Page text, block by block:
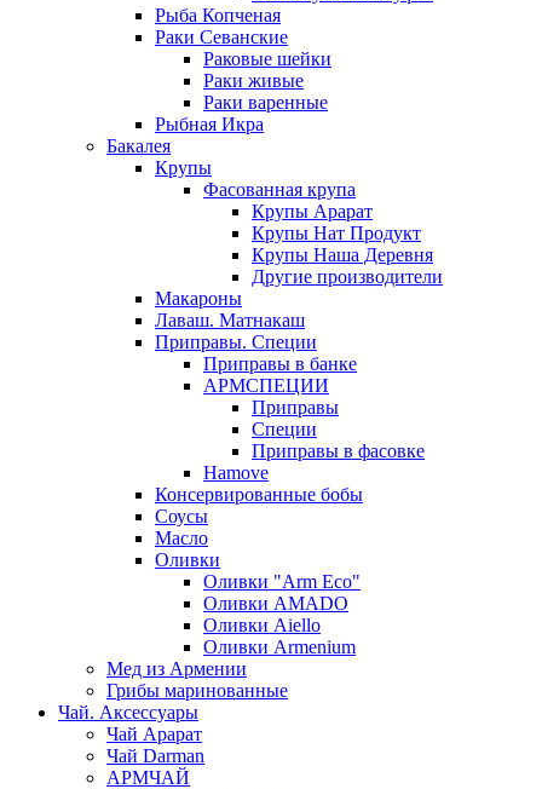
Рыба Копченая
Раки Севанские
Раковые шейки
Раки живые
Раки варенные
Рыбная Икра
Бакалея
Крупы
Фасованная крупа
Крупы Арарат
Крупы Нат Продукт
Крупы Наша Деревня
Другие производители
Макароны
Лаваш. Матнакаш
Приправы. Специи
Приправы в банке
АРМСПЕЦИИ
Приправы
Специи
Приправы в фасовке
Hamove
Консервированные бобы
Соусы
Масло
Оливки
Оливки "Arm Eco"
Оливки AMADO
Оливки Aiello
Оливки Armenium
Мед из Армении
Грибы маринованные
Чай. Аксессуары
Чай Арарат
Чай Darman
АРМЧАЙ